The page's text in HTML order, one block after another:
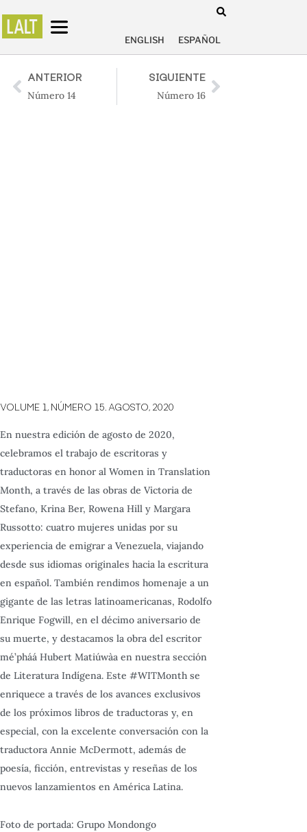
ENGLISH ESPAÑOL
ANTERIOR
Número 14
SIGUIENTE
Número 16
VOLUME 1, NÚMERO 15. AGOSTO, 2020
En nuestra edición de agosto de 2020,
celebramos el trabajo de escritoras y
traductoras en honor al Women in Translation
Month, a través de las obras de Victoria de
Stefano, Krina Ber, Rowena Hill y Margara
Russotto: cuatro mujeres unidas por su
experiencia de emigrar a Venezuela, viajando
desde sus idiomas originales hacia la escritura
en español. También rendimos homenaje a un
gigante de las letras latinoamericanas, Rodolfo
Enrique Fogwill, en el décimo aniversario de
su muerte, y destacamos la obra del escritor
mé’pháá Hubert Matiúwàa en nuestra sección
de Literatura Indígena. Este #WITMonth se
enriquece a través de los avances exclusivos
de los próximos libros de traductoras y, en
especial, con la excelente conversación con la
traductora Annie McDermott, además de
poesía, ficción, entrevistas y reseñas de los
nuevos lanzamientos en América Latina.
Foto de portada: Grupo Mondongo